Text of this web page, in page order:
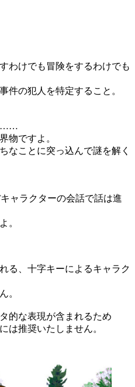
けでも冒険をするわけでも
の犯人を特定すること。
……
ですよ。
ことに突っ込んで謎を解く
ラクターの会話で話は進
。
る、十字キーによるキャラク
。
的な表現が含まれるため
は推奨いたしません。